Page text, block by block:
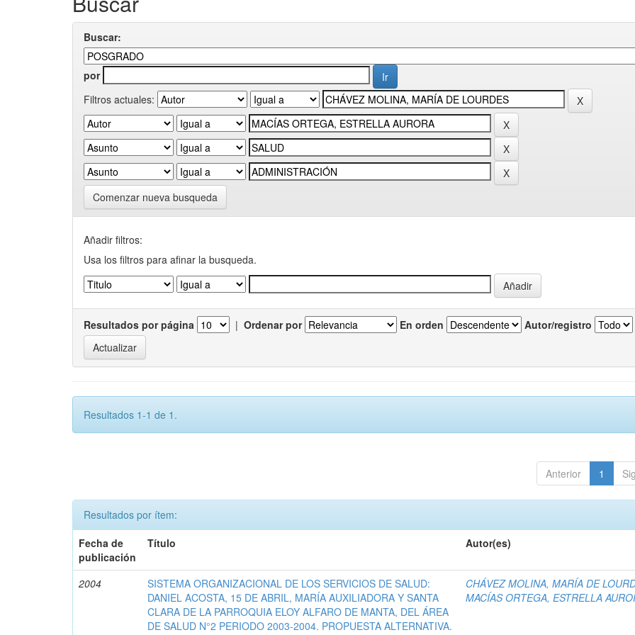
Buscar:
por
Filtros actuales:
Comenzar nueva busqueda
Añadir filtros:
Usa los filtros para afinar la busqueda.
Resultados por página | Ordenar por En orden Autor/registro
Resultados 1-1 de 1.
Anterior 1
Resultados por ítem:
Fecha de
publicación
Título Autor(es)
2004
SISTEMA ORGANIZACIONAL DE LOS SERVICIOS DE SALUD:
DANIEL ACOSTA, 15 DE ABRIL, MARÍA AUXILIADORA Y SANTA
CLARA DE LA PARROQUIA ELOY ALFARO DE MANTA, DEL ÁREA
DE SALUD N°2 PERIODO 2003-2004. PROPUESTA ALTERNATIVA.
CHÁVEZ MOLINA, MARÍA DE
MACÍAS ORTEGA, ESTRELLA